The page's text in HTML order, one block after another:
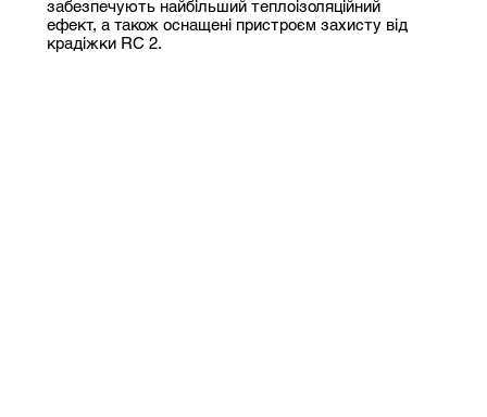
забезпечують найбільший теплоізоляційний
ефект, а також оснащені пристроєм захисту від
крадіжки RC 2.